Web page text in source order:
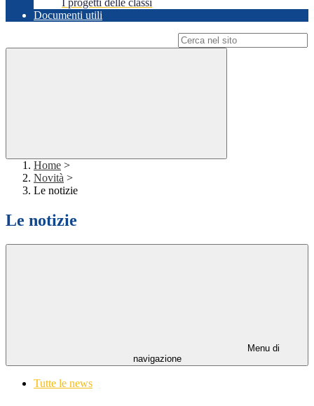
I progetti delle classi
Documenti utili
Home >
Novità >
Le notizie
Le notizie
Menu di
navigazione
Tutte le news